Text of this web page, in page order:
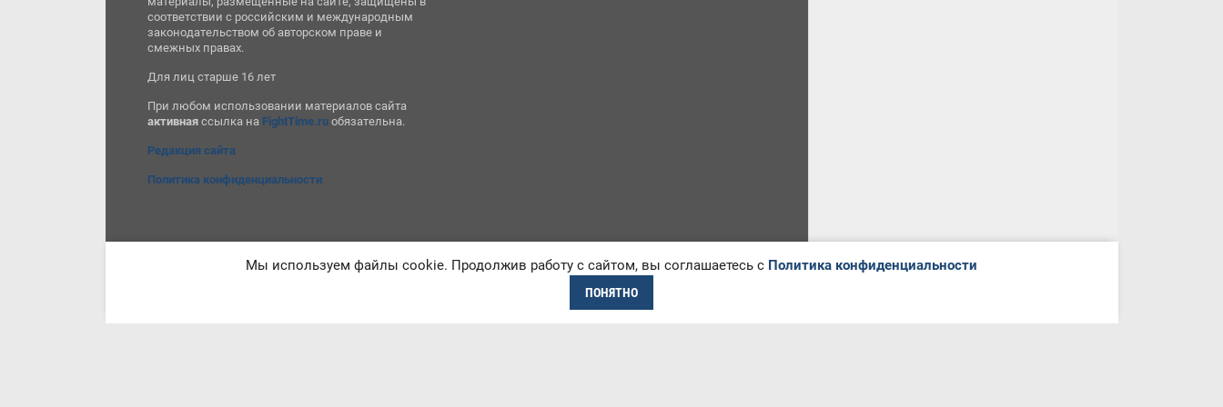
соответствии с российским и международным
законодательством об авторском праве и
смежных правах.
Для лиц старше 16 лет
При любом использовании материалов сайта
активная ссылка на FightTime.ru обязательна.
Редакция сайта
Политика конфиденциальности
Мы используем файлы cookie. Продолжив работу с сайтом, вы соглашаетесь с Политика конфиденциальности
ПОНЯТНО